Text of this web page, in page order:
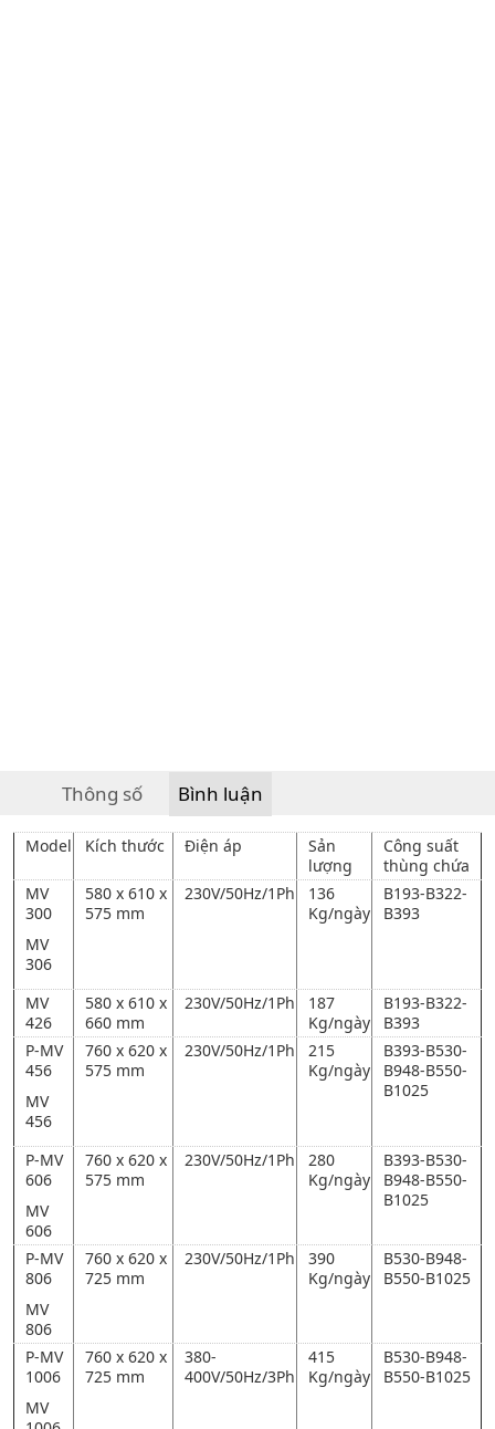
Thông số Bình luận
Model Kích thước Điện áp
Sản
lượng
Công suất
thùng chứa
MV
300
MV
306
580 x 610 x
575 mm
230V/50Hz/1Ph
136
Kg/ngày
B193-B322-
B393
MV
426
580 x 610 x
660 mm
230V/50Hz/1Ph
187
Kg/ngày
B193-B322-
B393
P-MV
456
MV
456
760 x 620 x
575 mm
230V/50Hz/1Ph
215
Kg/ngày
B393-B530-
B948-B550-
B1025
P-MV
606
MV
606
760 x 620 x
575 mm
230V/50Hz/1Ph
280
Kg/ngày
B393-B530-
B948-B550-
B1025
P-MV
806
MV
806
760 x 620 x
725 mm
230V/50Hz/1Ph
390
Kg/ngày
B530-B948-
B550-B1025
P-MV
1006
MV
760 x 620 x
725 mm
380-
400V/50Hz/3Ph
415
Kg/ngày
B530-B948-
B550-B1025